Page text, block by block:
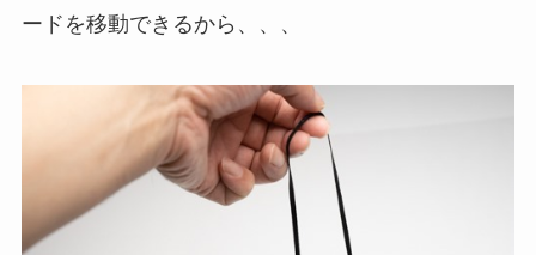
ードを移動できるから、、、